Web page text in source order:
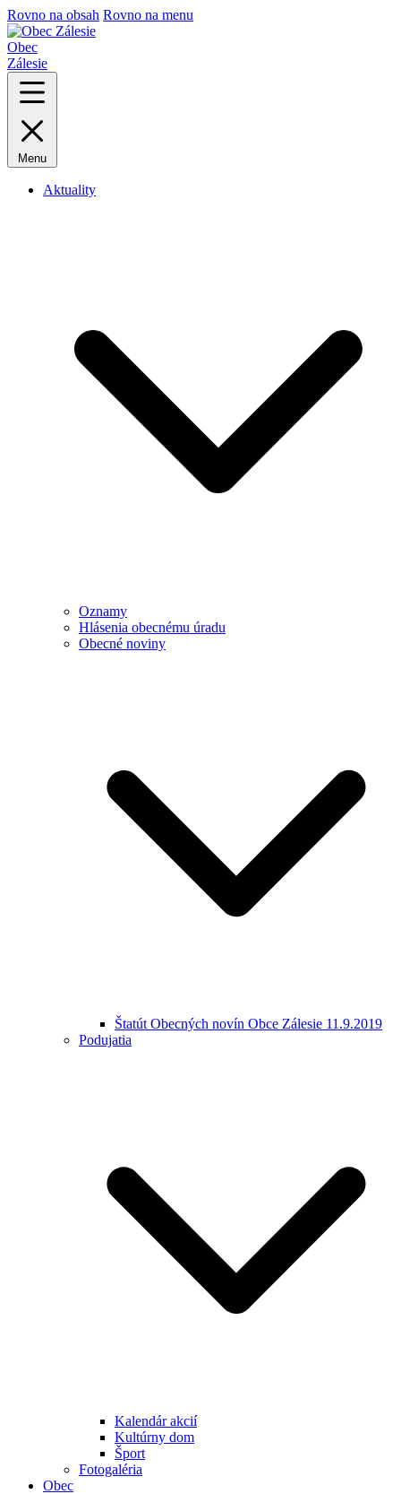
Rovno na obsah Rovno na menu
Obec
Zálesie
Menu
Aktuality
Oznamy
Hlásenia obecnému úradu
Obecné noviny
Štatút Obecných novín Obce Zálesie 11.9.2019
Podujatia
Kalendár akcií
Kultúrny dom
Šport
Fotogaléria
Obec